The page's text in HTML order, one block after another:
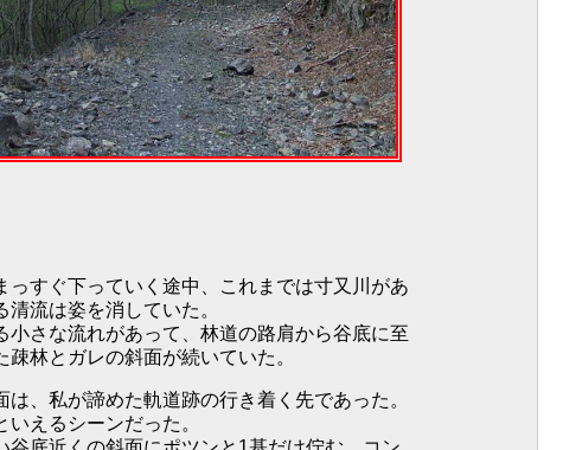
すぐ下っていく途中、これまでは寸又川があ
流は姿を消していた。
さな流れがあって、林道の路肩から谷底に至
林とガレの斜面が続いていた。
、私が諦めた軌道跡の行き着く先であった。
えるシーンだった。